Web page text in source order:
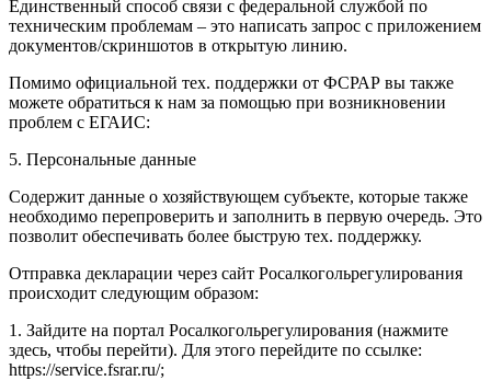
Единственный способ связи с федеральной службой по
техническим проблемам – это написать запрос с приложением
документов/скриншотов в открытую линию.
Помимо официальной тех. поддержки от ФСРАР вы также
можете обратиться к нам за помощью при возникновении
проблем с ЕГАИС:
5. Персональные данные
Содержит данные о хозяйствующем субъекте, которые также
необходимо перепроверить и заполнить в первую очередь. Это
позволит обеспечивать более быструю тех. поддержку.
Отправка декларации через сайт Росалкогольрегулирования
происходит следующим образом:
1. Зайдите на портал Росалкогольрегулирования (нажмите
здесь, чтобы перейти). Для этого перейдите по ссылке:
https://service.fsrar.ru/;